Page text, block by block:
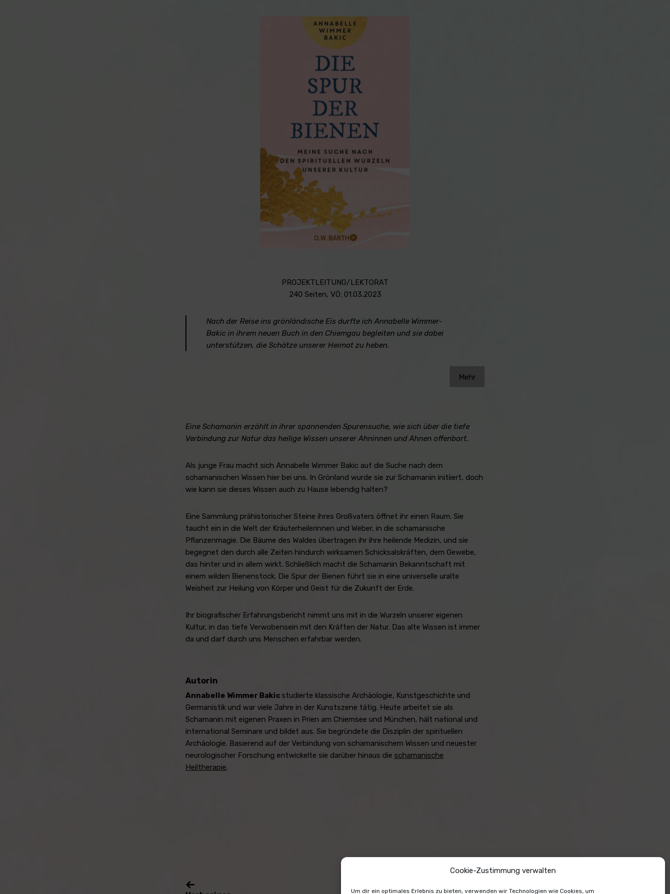
Cookie-Zustimmung verwalten
Um dir ein optimales Erlebnis zu bieten, verwenden wir Technologien wie Cookies, um
PROJEKTLEITUNG/LEKTORAT
240 Seiten, VÖ: 01.03.2023
Nach der Reise ins grönländische Eis durfte ich Annabelle Wimmer-
Bakic in ihrem neuen Buch in den Chiemgau begleiten und sie dabei
unterstützen, die Schätze unserer Heimat zu heben.
Mehr
Eine Schamanin erzählt in ihrer spannenden Spurensuche, wie sich über die tiefe
Verbindung zur Natur das heilige Wissen unserer Ahninnen und Ahnen offenbart.
Als junge Frau macht sich Annabelle Wimmer Bakic auf die Suche nach dem
schamanischen Wissen hier bei uns. In Grönland wurde sie zur Schamanin initiiert, doch
wie kann sie dieses Wissen auch zu Hause lebendig halten?
Eine Sammlung prähistorischer Steine ihres Großvaters öffnet ihr einen Raum. Sie
taucht ein in die Welt der Kräuterheilerinnen und Weber, in die schamanische
Pflanzenmagie. Die Bäume des Waldes übertragen ihr ihre heilende Medizin, und sie
begegnet den durch alle Zeiten hindurch wirksamen Schicksalskräften, dem Gewebe,
das hinter und in allem wirkt. Schließlich macht die Schamanin Bekanntschaft mit
einem wilden Bienenstock. Die Spur der Bienen führt sie in eine universelle uralte
Weisheit zur Heilung von Körper und Geist für die Zukunft der Erde.
Ihr biografischer Erfahrungsbericht nimmt uns mit in die Wurzeln unserer eigenen
Kultur, in das tiefe Verwobensein mit den Kräften der Natur. Das alte Wissen ist immer
da und darf durch uns Menschen erfahrbar werden.
Autorin
Annabelle Wimmer Bakic studierte klassische Archäologie, Kunstgeschichte und
Germanistik und war viele Jahre in der Kunstszene tätig. Heute arbeitet sie als
Schamanin mit eigenen Praxen in Prien am Chiemsee und München, hält national und
international Seminare und bildet aus. Sie begründete die Disziplin der spirituellen
Archäologie. Basierend auf der Verbindung von schamanischem Wissen und neuester
neurologischer Forschung entwickelte sie darüber hinaus die schamanische
Heiltherapie.